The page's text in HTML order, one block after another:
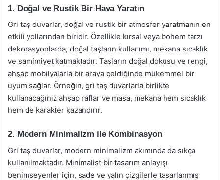
1. Doğal ve Rustik Bir Hava Yaratın
Gri taş duvarlar, doğal ve rustik bir atmosfer yaratmanın en
etkili yollarından biridir. Özellikle kırsal veya bohem tarzı
dekorasyonlarda, doğal taşların kullanımı, mekana sıcaklık
ve samimiyet katmaktadır. Taşların doğal dokusu ve rengi,
ahşap mobilyalarla bir araya geldiğinde mükemmel bir
uyum sağlar. Örneğin, gri taş duvarlarla birlikte
kullanacağınız ahşap raflar ve masa, mekana hem sıcaklık
hem de karakter kazandırır.
2. Modern Minimalizm ile Kombinasyon
Gri taş duvarlar, modern minimalizm akımında da sıkça
kullanılmaktadır. Minimalist bir tasarım anlayışı
benimseyenler için, sade ve yalın çizgilerle tasarlanmış